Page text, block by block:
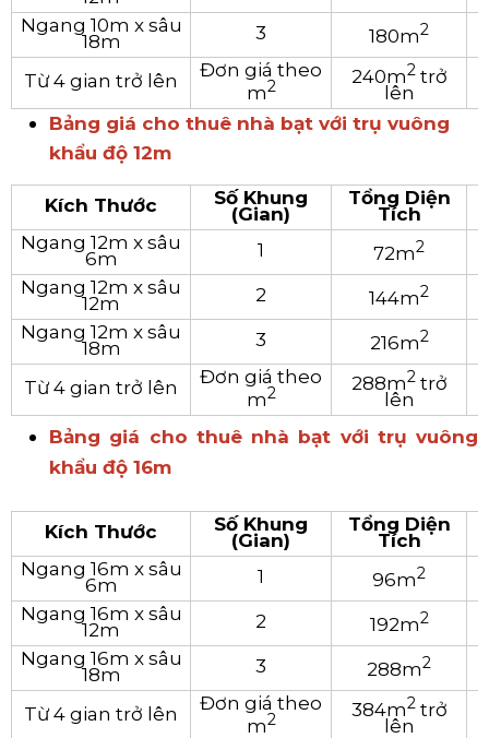
Ngang 10m x sâu
18m 3 180m2
Từ 4 gian trở lên
Đơn giá theo
m2 240m2 trở
lên
Bảng giá cho thuê nhà bạt với trụ vuông
khẩu độ 12m
Kích Thước Số Khung
(Gian)
Tổng Diện
Tích
Ngang 12m x sâu
6m 1 72m2
Ngang 12m x sâu
12m 2 144m2
Ngang 12m x sâu
18m 3 216m2
Từ 4 gian trở lên
Đơn giá theo
m2 288m2 trở
lên
Bảng giá cho thuê nhà bạt với trụ vuông
khẩu độ 16m
Kích Thước Số Khung
(Gian)
Tổng Diện
Tích
Ngang 16m x sâu
6m 1 96m2
Ngang 16m x sâu
12m 2 192m2
Ngang 16m x sâu
18m 3 288m2
Từ 4 gian trở lên
Đơn giá theo
m2 384m2 trở
lên